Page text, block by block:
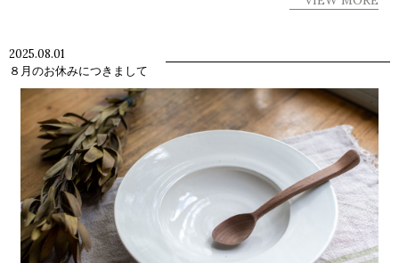
2025.08.01
８月のお休みにつきまして